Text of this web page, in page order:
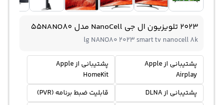
2023 تلویزیون ال جی NanoCell مدل 55NANO80
lg NANO80 2023 smart tv nanocell 8k
پشتیبانی از Apple
Airplay
پشتیبانی از Apple
HomeKit
پشتیبانی از DLNA
قابلیت ضبط برنامه (PVR)